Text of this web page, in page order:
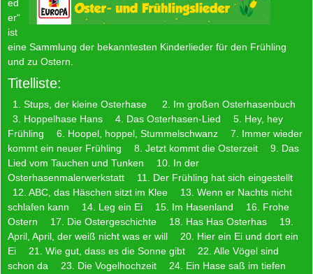
ed
er“
ist
eine Sammlung der bekanntesten Kinderlieder für den Frühling
und zu Ostern.
Titelliste:
1. Stups, der kleine Osterhase
2. Im großen Osterhasenbuch
3. Hoppelhase Hans
4. Das Osterhasen-Lied
5. Hey, hey
Frühling
6. Hoopel, hoppel, Stummelschwanz
7. Immer wieder
kommt ein neuer Frühling
8. Jetzt kommt die Osterzeit
9. Das
Lied vom Tauchen und Tunken
10. In der
Osterhasenmalerwerkstatt
11. Der Frühling hat sich eingestellt
12. ABC, das Häschen sitzt im Klee
13. Wenn er Nachts nicht
schlafen kann
14. Leg ein Ei 15. Im Hasenland
16. Frohe
Ostern
17. Die Ostergeschichte 18. Has Has Osterhas
19.
April, April, der weiß nicht was er will
20. Hier ein Ei und dort ein
Ei
21. Wie gut, dass es die Sonne gibt
22. Alle Vögel sind
schon da
23. Die Vogelhochzeit
24. Ein Hase saß im tiefen